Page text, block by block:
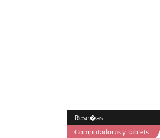
Rese�as
Computadoras y Tablets